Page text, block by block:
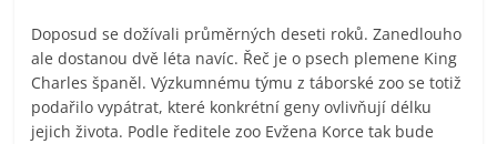
Doposud se dožívali průměrných deseti roků. Zanedlouho
ale dostanou dvě léta navíc. Řeč je o psech plemene King
Charles španěl. Výzkumnému týmu z táborské zoo se totiž
podařilo vypátrat, které konkrétní geny ovlivňují délku
jejich života. Podle ředitele zoo Evžena Korce tak bude